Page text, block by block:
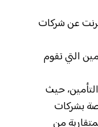
عن شركات
التي تقوم
حيث
بشركات
من